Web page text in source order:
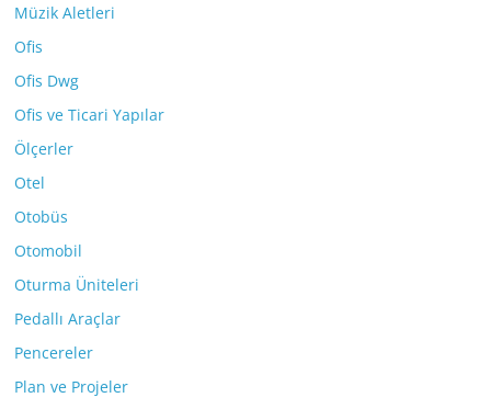
Müzik Aletleri
Ofis
Ofis Dwg
Ofis ve Ticari Yapılar
Ölçerler
Otel
Otobüs
Otomobil
Oturma Üniteleri
Pedallı Araçlar
Pencereler
Plan ve Projeler